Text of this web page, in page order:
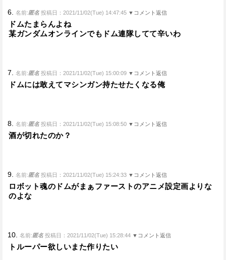
6. 名前:匿名 投稿日：2021/11/02(Tue) 14:47:45 ▼コメント返信
ドムたまらんよね
某ガンダムオンラインでもドム連隊してて辛いわ
7. 名前:匿名 投稿日：2021/11/02(Tue) 15:00:09 ▼コメント返信
ドムには敢えてマシンガン持たせたくなる俺
8. 名前:匿名 投稿日：2021/11/02(Tue) 15:08:50 ▼コメント返信
酒が切れたのか？
9. 名前:匿名 投稿日：2021/11/02(Tue) 15:24:33 ▼コメント返信
ロボット魂のドムがまぁファーストのアニメ設定画よりな
のよな
10. 名前:匿名 投稿日：2021/11/02(Tue) 15:28:44 ▼コメント返信
トルーパー欲しいまた作りたい